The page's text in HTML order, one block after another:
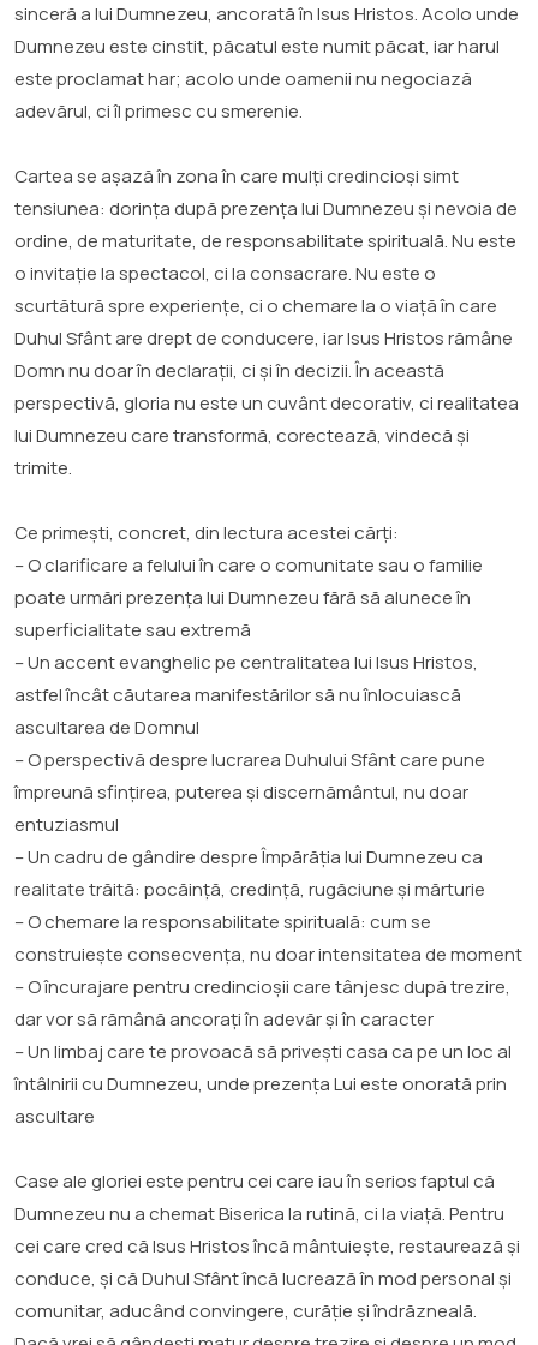
sinceră a lui Dumnezeu, ancorată în Isus Hristos. Acolo unde
Dumnezeu este cinstit, păcatul este numit păcat, iar harul
este proclamat har; acolo unde oamenii nu negociază
adevărul, ci îl primesc cu smerenie.
Cartea se așază în zona în care mulți credincioși simt
tensiunea: dorința după prezența lui Dumnezeu și nevoia de
ordine, de maturitate, de responsabilitate spirituală. Nu este
o invitație la spectacol, ci la consacrare. Nu este o
scurtătură spre experiențe, ci o chemare la o viață în care
Duhul Sfânt are drept de conducere, iar Isus Hristos rămâne
Domn nu doar în declarații, ci și în decizii. În această
perspectivă, gloria nu este un cuvânt decorativ, ci realitatea
lui Dumnezeu care transformă, corectează, vindecă și
trimite.
Ce primești, concret, din lectura acestei cărți:
– O clarificare a felului în care o comunitate sau o familie
poate urmări prezența lui Dumnezeu fără să alunece în
superficialitate sau extremă
– Un accent evanghelic pe centralitatea lui Isus Hristos,
astfel încât căutarea manifestărilor să nu înlocuiască
ascultarea de Domnul
– O perspectivă despre lucrarea Duhului Sfânt care pune
împreună sfințirea, puterea și discernământul, nu doar
entuziasmul
– Un cadru de gândire despre Împărăția lui Dumnezeu ca
realitate trăită: pocăință, credință, rugăciune și mărturie
– O chemare la responsabilitate spirituală: cum se
construiește consecvența, nu doar intensitatea de moment
– O încurajare pentru credincioșii care tânjesc după trezire,
dar vor să rămână ancorați în adevăr și în caracter
– Un limbaj care te provoacă să privești casa ca pe un loc al
întâlnirii cu Dumnezeu, unde prezența Lui este onorată prin
ascultare
Case ale gloriei este pentru cei care iau în serios faptul că
Dumnezeu nu a chemat Biserica la rutină, ci la viață. Pentru
cei care cred că Isus Hristos încă mântuiește, restaurează și
conduce, și că Duhul Sfânt încă lucrează în mod personal și
comunitar, aducând convingere, curăție și îndrăzneală.